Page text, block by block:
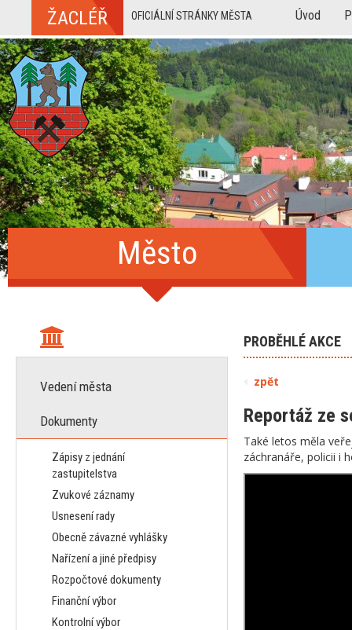
ŽACLÉŘ OFICIÁLNÍ STRÁNKY MĚSTA Úvod
Město
Vedení města
Dokumenty
Zápisy z jednání
zastupitelstva
Zvukové záznamy
Usnesení rady
Obecně závazné vyhlášky
Nařízení a jiné předpisy
Rozpočtové dokumenty
Finanční výbor
Kontrolní výbor
PROBĚHLÉ AKCE
zpět
Reportáž ze
Také letos měla
záchranáře, policii i